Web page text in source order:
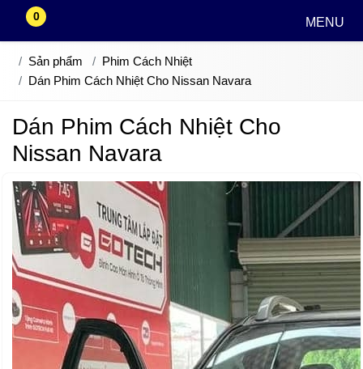
0 MENU
Sản phẩm
Phim Cách Nhiệt
Dán Phim Cách Nhiệt Cho Nissan Navara
Dán Phim Cách Nhiệt Cho
Nissan Navara